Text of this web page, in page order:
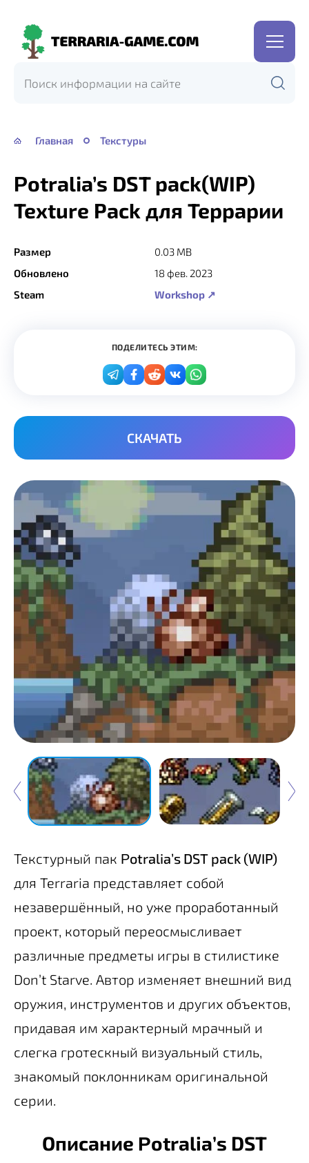
Terraria-
Главная Текстуры
Ρotralia’s DST pack(WIP)
Texture Pack для Террарии
Размер
0.03 MB
Обновлено
18 фев. 2023
Steam
Workshop ↗
ПОДЕЛИТЕСЬ ЭТИМ:
СКАЧАТЬ
Текстурный пак Ρotralia’s DST pack (WIP)
для Terraria представляет собой
незавершённый, но уже проработанный
проект, который переосмысливает
различные предметы игры в стилистике
Don’t Starve. Автор изменяет внешний вид
оружия, инструментов и других объектов,
придавая им характерный мрачный и
слегка гротескный визуальный стиль,
знакомый поклонникам оригинальной
серии.
Описание Ρotralia’s DST